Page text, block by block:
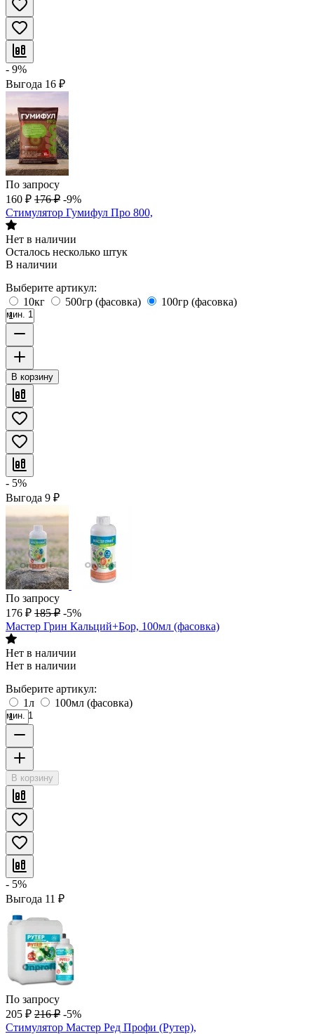
- 9%
Выгода 16 ₽
По запросу
160 ₽ 176 ₽ -9%
Стимулятор Гумифул Про 800,
Нет в наличии
Осталось несколько штук
В наличии
Выберите артикул:
10кг
500гр (фасовка) 100гр (фасовка)
мин. 1
В корзину
- 5%
Выгода 9 ₽
По запросу
176 ₽ 185 ₽ -5%
Мастер Грин Кальций+Бор, 100мл (фасовка)
Нет в наличии
Нет в наличии
Выберите артикул:
1л
100мл (фасовка)
мин. 1
В корзину
- 5%
Выгода 11 ₽
По запросу
205 ₽ 216 ₽ -5%
Стимулятор Мастер Ред Профи (Рутер),